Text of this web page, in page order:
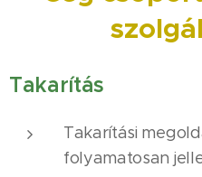
Takarítás
Takarítási
folyamatosan